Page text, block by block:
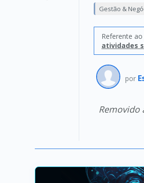
Gestão &
Referente
atividades
por
Removido